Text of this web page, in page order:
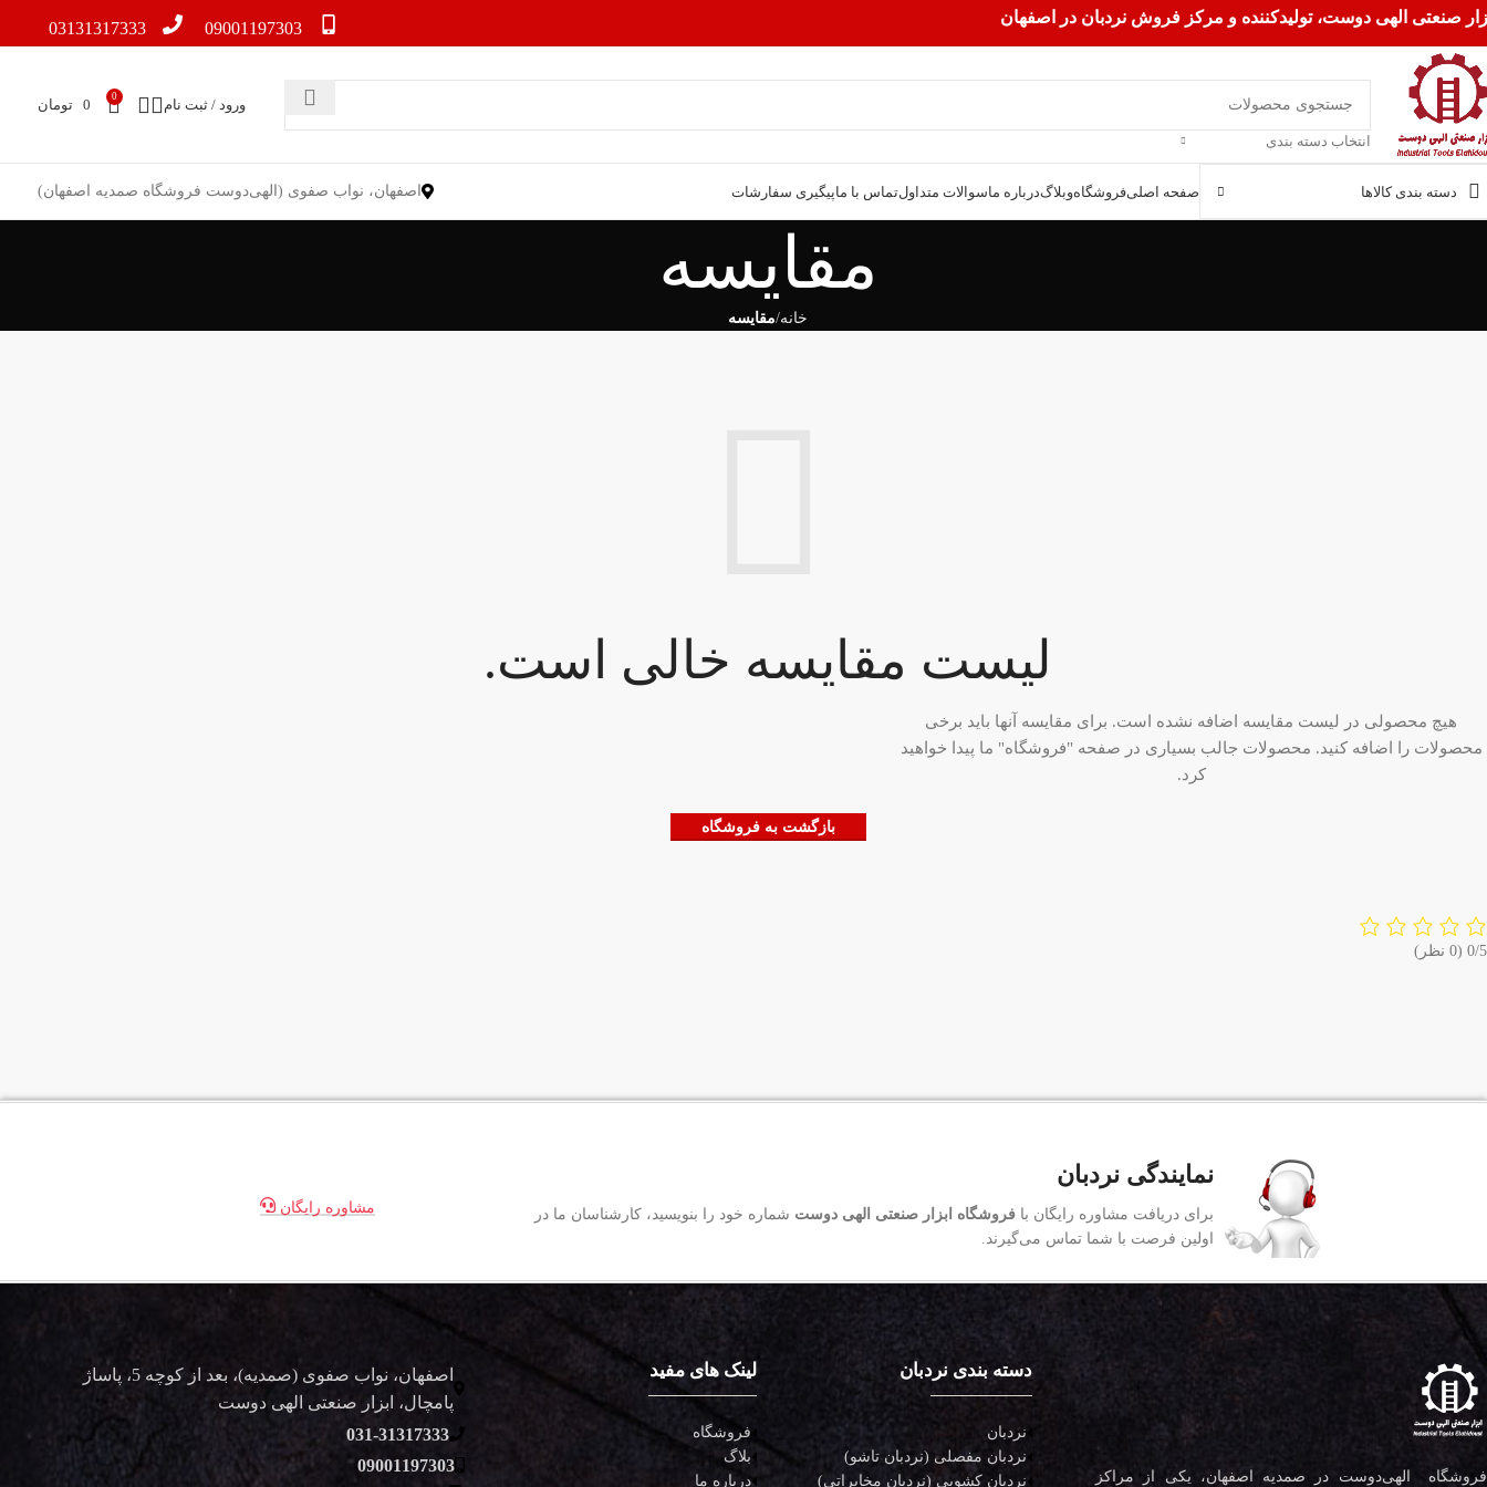
صنعتی الهی دوست، تولیدکننده و مرکز فروش نردبان در اصفهان
09001197303
03131317333
انتخاب دسته بندی
ورود / ثبت نام
0
0 تومان
دسته بندی کالاها صفحه اصلیفروشگاهوبلاگدرباره ماسوالات متداولتماس با ماپیگیری سفارشات اصفهان، نواب صفوی (الهی‌دوست فروشگاه صمدیه اصفهان)
مقایسه
خانه مقایسه
لیست مقایسه خالی است.
هیچ محصولی در لیست مقایسه اضافه نشده است. برای مقایسه آنها باید برخی
محصولات را اضافه کنید. محصولات جالب بسیاری در صفحه "فروشگاه" ما پیدا خواهید
کرد.
بازگشت به فروشگاه
‫0/5 ‫(0 نظر)
نمایندگی نردبان
برای دریافت مشاوره رایگان با فروشگاه ابزار صنعتی الهی دوست شماره خود را بنویسید، کارشناسان ما در
اولین فرصت با شما تماس می‌گیرند.
مشاوره رایگان
فروشگاه الهی‌دوست در صمدیه اصفهان، یکی از مراکز
دسته بندی نردبان
نردبان
نردبان مفصلی (نردبان تاشو)
نردبان کشویی (نردبان مخابراتی)
لینک های مفید
فروشگاه
بلاگ
درباره ما
اصفهان، نواب صفوی (صمدیه)، بعد از کوچه 5، پاساژ
پامچال، ابزار صنعتی الهی دوست
031-31317333
09001197303